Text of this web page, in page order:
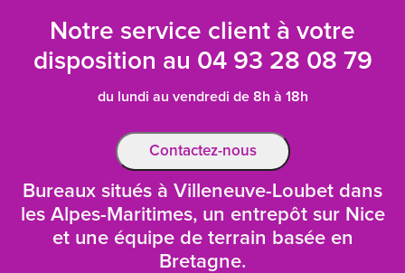
Notre service client à votre
disposition au 04 93 28 08 79
du lundi au vendredi de 8h à 18h
Contactez-nous
Bureaux situés à Villeneuve-Loubet dans
les Alpes-Maritimes, un entrepôt sur Nice
et une équipe de terrain basée en
Bretagne.